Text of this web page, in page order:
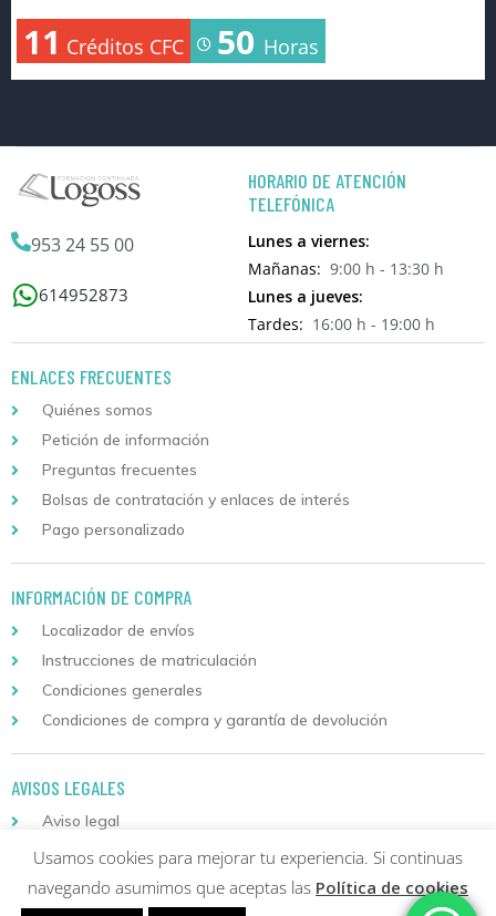
11 Créditos CFC 50 Horas
953 24 55 00
614952873
HORARIO DE ATENCIÓN
TELEFÓNICA
Lunes a viernes:
Mañanas: 9:00 h - 13:30 h
Lunes a jueves:
Tardes: 16:00 h - 19:00 h
ENLACES FRECUENTES
Quiénes somos
Petición de información
Preguntas frecuentes
Bolsas de contratación y enlaces de interés
Pago personalizado
INFORMACIÓN DE COMPRA
Localizador de envíos
Instrucciones de matriculación
Condiciones generales
Condiciones de compra y garantía de devolución
AVISOS LEGALES
Aviso legal
Política de privacidad y protección de datos
Política de cookies
Usamos cookies para mejorar tu experiencia. Si continuas
navegando asumimos que aceptas las Política de cookies